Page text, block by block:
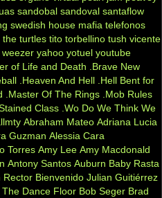
sandobal sandoval santaflow
swedish house mafia telefonos
the turtles tito torbellino tush vicente
weezer yahoo yotuel youtube
of Life and Death
.Brave New
.Heaven And Hell .Hell Bent for
.Master Of The Rings .Mob Rules
Class .Wo Do We Think We
Abraham Mateo Adriana Lucia
Guzman Alessia Cara
Torres Amy Lee Amy Macdonald
Antony Santos Auburn Baby Rasta
Rector Bienvenido Julian Guitiérrez
The Dance Floor Bob Seger Brad